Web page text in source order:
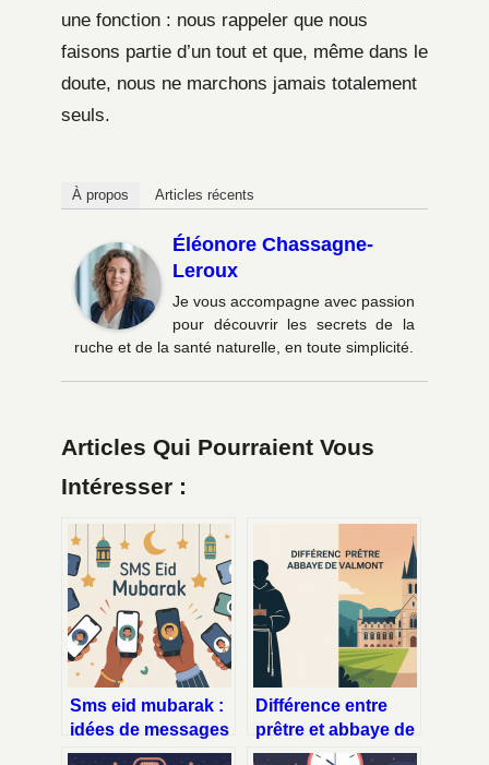
une fonction : nous rappeler que nous
faisons partie d’un tout et que, même dans le
doute, nous ne marchons jamais totalement
seuls.
À propos Articles récents
Éléonore Chassagne-
Leroux
Je vous accompagne avec passion
pour découvrir les secrets de la
ruche et de la santé naturelle, en toute simplicité.
Articles Qui Pourraient Vous
Intéresser :
Sms eid mubarak :
idées de messages
touchants et
Différence entre
prêtre et abbaye de
valmont : ce qu’il